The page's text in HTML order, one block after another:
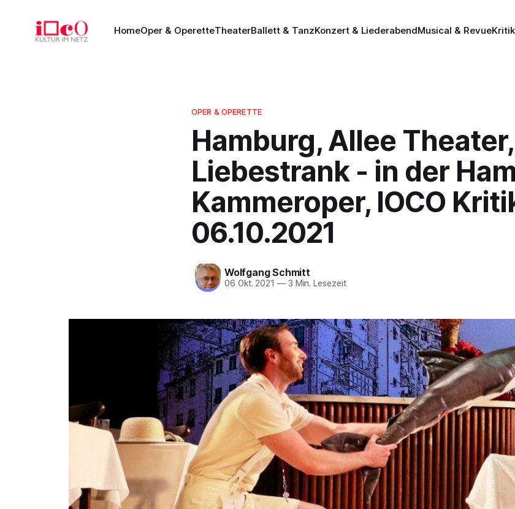
HomeOper & OperetteTheaterBallett & TanzKonzert & LiederabendMusical & Revue
OPER & OPERETTE
Hamburg, Allee
Liebestrank - in der
Kammeroper, IOCO
06.10.2021
Wolfgang Schmitt
06 Okt. 2021 —3 Min. Lesezeit